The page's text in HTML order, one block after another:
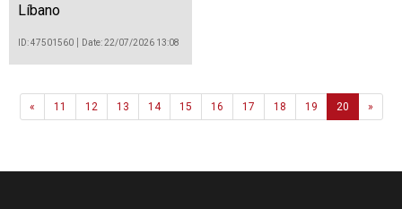
Líbano
ID: 47501560 Date: 22/07/2026 13:08
«Previous
11 12 13 14 15 16 17 18 19 20 »Next